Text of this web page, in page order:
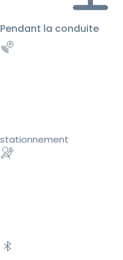
Pendant la conduite
stationnement